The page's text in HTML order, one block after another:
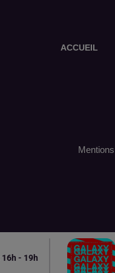
ACCUEIL
16h - 19h